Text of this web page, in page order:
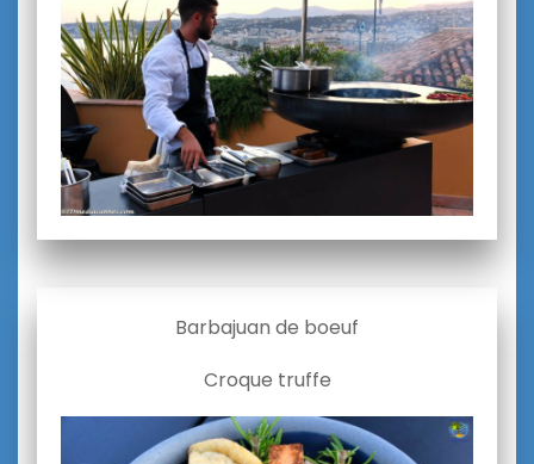
Barbajuan de boeuf
Croque truffe